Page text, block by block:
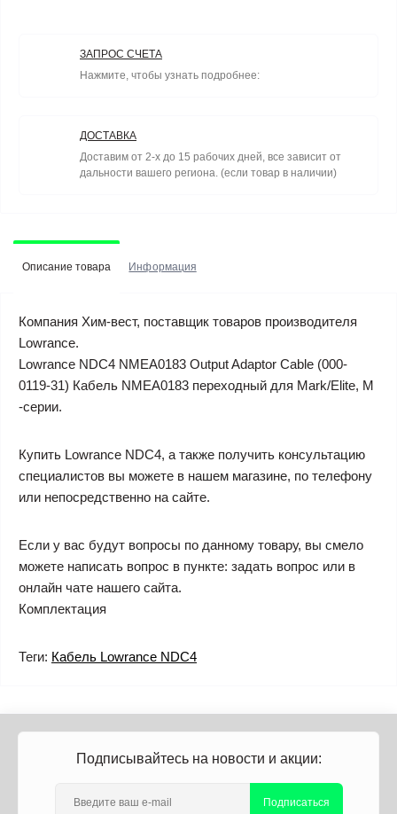
ЗАПРОС СЧЕТА
Нажмите, чтобы узнать подробнее:
ДОСТАВКА
Доставим от 2-х до 15 рабочих дней, все зависит от
дальности вашего региона. (если товар в наличии)
Описание товара Информация
Компания Хим-вест, поставщик товаров производителя
Lowrance.
Lowrance NDC4 NMEA0183 Output Adaptor Cable (000-
0119-31) Кабель NMEA0183 переходный для Mark/Elite, M
-серии.
Купить Lowrance NDC4, а также получить консультацию
специалистов вы можете в нашем магазине, по телефону
или непосредственно на сайте.
Если у вас будут вопросы по данному товару, вы смело
можете написать вопрос в пункте: задать вопрос или в
онлайн чате нашего сайта.
Комплектация
Теги: Кабель Lowrance NDC4
Подписывайтесь на новости и акции:
Подписаться